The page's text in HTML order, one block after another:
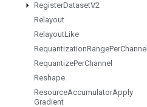
RegisterDatasetV2
Relayout
RelayoutLike
RequantizationRangePerChannel
RequantizePerChannel
Reshape
ResourceAccumulatorApply
Gradient